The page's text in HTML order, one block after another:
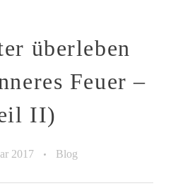
überleben
Feuer –
II)
2017 Blog